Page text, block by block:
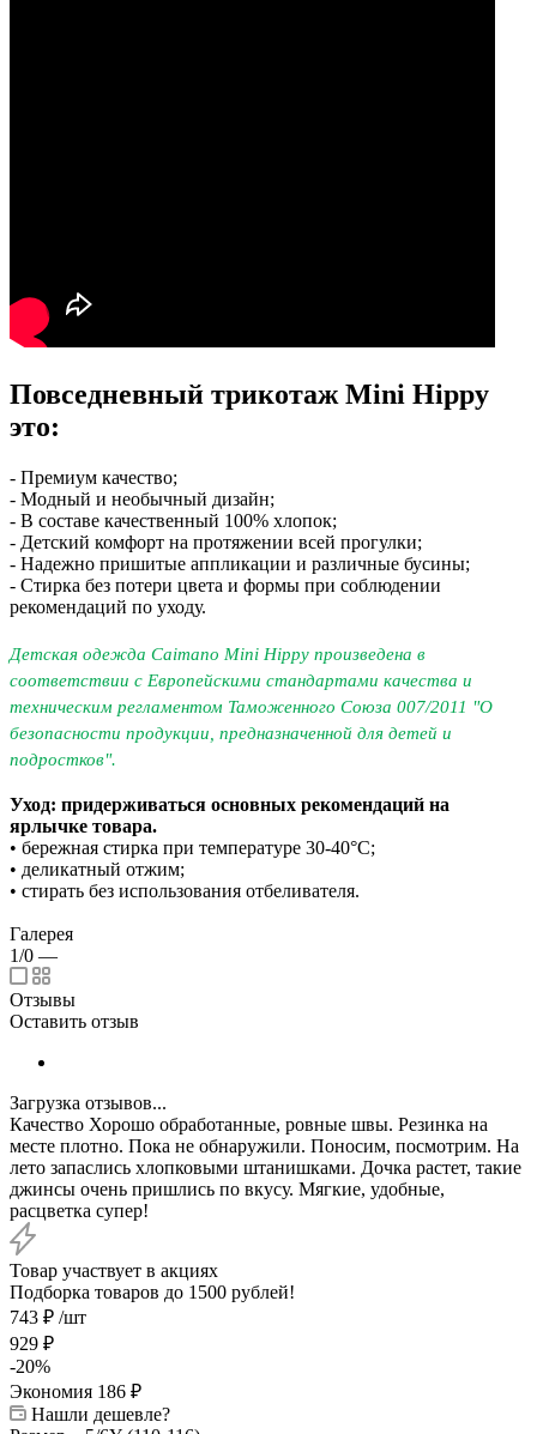
Повседневный трикотаж Mini Hippy
это:
- Премиум качество;
- Модный и необычный дизайн;
- В составе качественный 100% хлопок;
- Детский комфорт на протяжении всей прогулки;
- Надежно пришитые аппликации и различные бусины;
- Стирка без потери цвета и формы при соблюдении
рекомендаций по уходу.
Детская одежда Caimano Mini Hippy произведена в
соответствии с Европейскими стандартами качества и
техническим регламентом Таможенного Союза 007/2011 "О
безопасности продукции, предназначенной для детей и
подростков".
Уход: придерживаться основных рекомендаций на
ярлычке товара.
• бережная стирка при температуре 30-40°C;
• деликатный отжим;
• стирать без использования отбеливателя.
Галерея
1/0 —
Отзывы
Оставить отзыв
Загрузка отзывов...
Качество Хорошо обработанные, ровные швы. Резинка на
месте плотно. Пока не обнаружили. Поносим, посмотрим. На
лето запаслись хлопковыми штанишками. Дочка растет, такие
джинсы очень пришлись по вкусу. Мягкие, удобные,
расцветка супер!
Товар участвует в акциях
Подборка товаров до 1500 рублей!
743 ₽ /шт
929 ₽
-20%
Экономия 186 ₽
Нашли дешевле?